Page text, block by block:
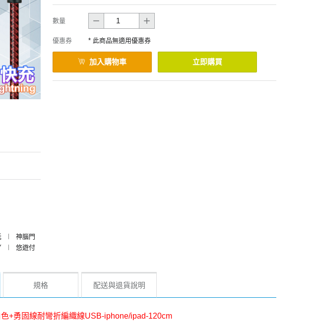
︱
神腦門
︱
悠遊付
數量
優惠券 * 此商品無適用優惠券
加入購物車 立即購買
規格 配送與退貨說明
+勇固線耐彎折編織線USB-iphone/ipad-120cm